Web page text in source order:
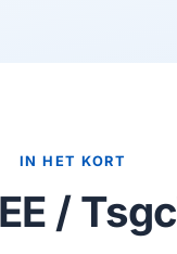
IN HET KORT
/